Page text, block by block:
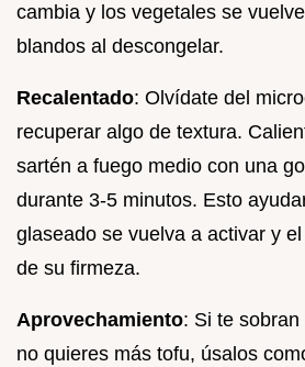
cambia y los vegetales se
blandos al descongelar.
Recalentado: Olvídate del
recuperar algo de textura.
sartén a fuego medio con una
durante 3-5 minutos. Esto
glaseado se vuelva a activar y
de su firmeza.
Aprovechamiento: Si te
no quieres más tofu, úsalos